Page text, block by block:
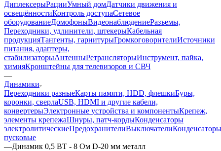
ДиплексерыРацииУмный домДатчики движения и
освещённостиКонтроль доступаСетевое
оборудованиеДомофоныВидеонаблюдениеРазъемы,
Переходники, удлинители, штекерыКабельная
продукцияТангенты, гарнитурыГромкоговорителиИсточники
питания, адаптеры,
стабилизаторыАнтенныРетрансляторыИнструмент, пайка,
химияКронштейны для телевизоров и СВЧ
—
Динамики
Переходники разныеКарты памяти, HDD, флешкиБуры,
коронки, сверлаUSB, HDMI и другие кабели,
конвертерыЭлектронные устройства и компонентыКрепеж,
элементы крепежаШнуры, патч-кордыКонденсаторы
электролитическиеПредохранителиВыключателиКонденсаторы
пусковые
—Динамик 0,5 ВТ - 8 Ом D-20 мм металл